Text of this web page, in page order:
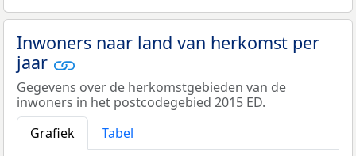
Inwoners naar land van herkomst per
jaar
Gegevens over de herkomstgebieden van de
inwoners in het postcodegebied 2015 ED.
Grafiek
Tabel